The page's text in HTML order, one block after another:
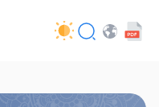
du site - API